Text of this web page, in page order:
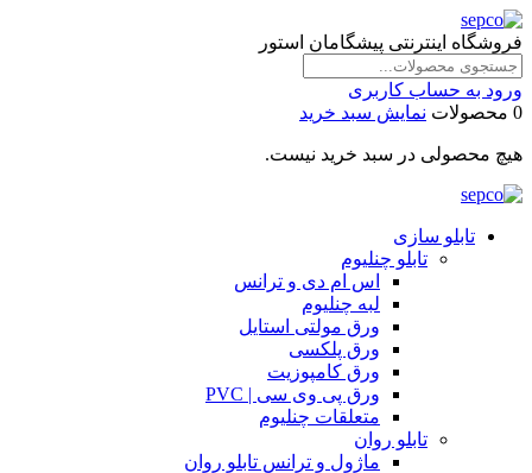
فروشگاه اینترنتی پیشگامان استور
ورود به حساب کاربری
0 محصولات
نمایش سبد خرید
هیچ محصولی در سبد خرید نیست.
تابلو سازی
تابلو چنلیوم
اس ام دی و ترانس
لبه چنلیوم
ورق مولتی استایل
ورق پلکسی
ورق کامپوزیت
ورق پی وی سی | PVC
متعلقات چنلیوم
تابلو روان
ماژول و ترانس تابلو روان